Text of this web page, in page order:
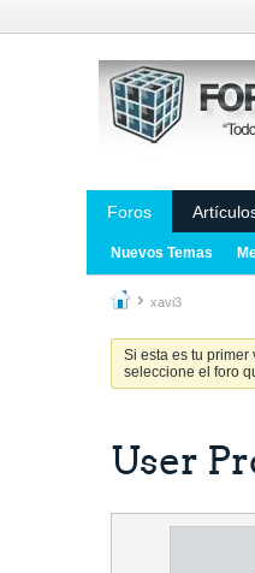
Foros
Nuevos Temas
xavi3
Si esta es tu
seleccione el foro
User